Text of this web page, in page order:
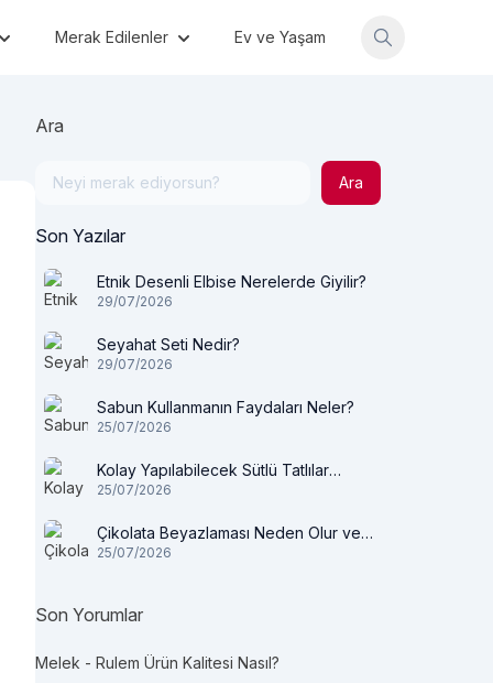
Merak Edilenler Ev ve Yaşam
Ara
Ara
Son Yazılar
Etnik Desenli Elbise Nerelerde Giyilir?
29/07/2026
Seyahat Seti Nedir?
29/07/2026
Sabun Kullanmanın Faydaları Neler?
25/07/2026
Kolay Yapılabilecek Sütlü Tatlılar
Nelerdir?
25/07/2026
Çikolata Beyazlaması Neden Olur ve
Tüketilir mi?
25/07/2026
Son Yorumlar
Melek - Rulem Ürün Kalitesi Nasıl?